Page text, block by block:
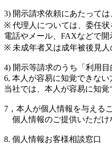
3) 開示請求依頼にあたって
※ 代理人については、委任状
電話やメール、FAXなどで
※ 未成年者又は成年被後見人
4) 開示等請求のうち「利用
6, 本人が容易に知覚できな
当社では、本人が容易に知
7，本人が個人情報を与える
個人情報のご提供いただけ
8. 個人情報お客様相談窓口